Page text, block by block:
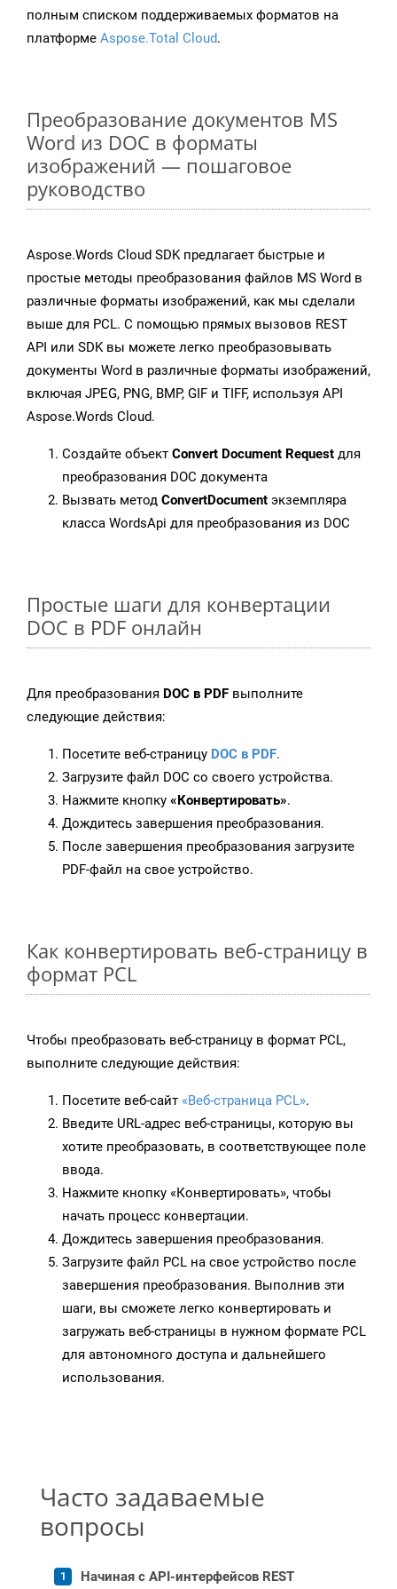
полным списком поддерживаемых форматов на
платформе Aspose.Total Cloud.
Преобразование документов MS
Word из DOC в форматы
изображений — пошаговое
руководство
Aspose.Words Cloud SDK предлагает быстрые и
простые методы преобразования файлов MS Word в
различные форматы изображений, как мы сделали
выше для PCL. С помощью прямых вызовов REST
API или SDK вы можете легко преобразовывать
документы Word в различные форматы изображений,
включая JPEG, PNG, BMP, GIF и TIFF, используя API
Aspose.Words Cloud.
Создайте объект Convert Document Request для
преобразования DOC документа
Вызвать метод ConvertDocument экземпляра
класса WordsApi для преобразования из DOC
Простые шаги для конвертации
DOC в PDF онлайн
Для преобразования DOC в PDF выполните
следующие действия:
Посетите веб-страницу DOC в PDF.
Загрузите файл DOC со своего устройства.
Нажмите кнопку «Конвертировать».
Дождитесь завершения преобразования.
После завершения преобразования загрузите
PDF-файл на свое устройство.
Как конвертировать веб-страницу в
формат PCL
Чтобы преобразовать веб-страницу в формат PCL,
выполните следующие действия:
Посетите веб-сайт «Веб-страница PCL».
Введите URL-адрес веб-страницы, которую вы
хотите преобразовать, в соответствующее поле
ввода.
Нажмите кнопку «Конвертировать», чтобы
начать процесс конвертации.
Дождитесь завершения преобразования.
Загрузите файл PCL на свое устройство после
завершения преобразования. Выполнив эти
шаги, вы сможете легко конвертировать и
загружать веб-страницы в нужном формате PCL
для автономного доступа и дальнейшего
использования.
Часто задаваемые
вопросы
Начиная с API-интерфейсов REST